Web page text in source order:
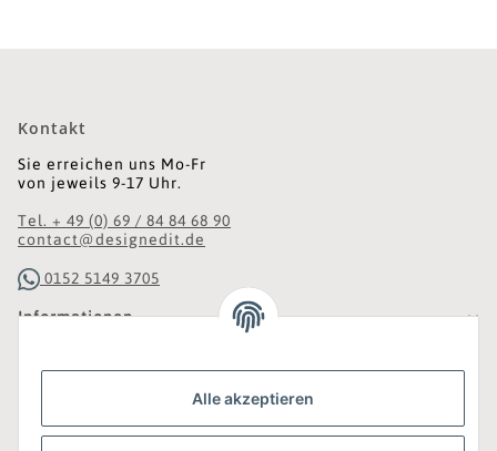
Alle akzeptieren
Kontakt
Sie erreichen uns Mo-Fr
von jeweils 9-17 Uhr.
Tel. + 49 (0) 69 / 84 84 68 90
contact@designedit.de
0152 5149 3705
Informationen
Gesetzliche Informationen
Was ist DesignEdit_?